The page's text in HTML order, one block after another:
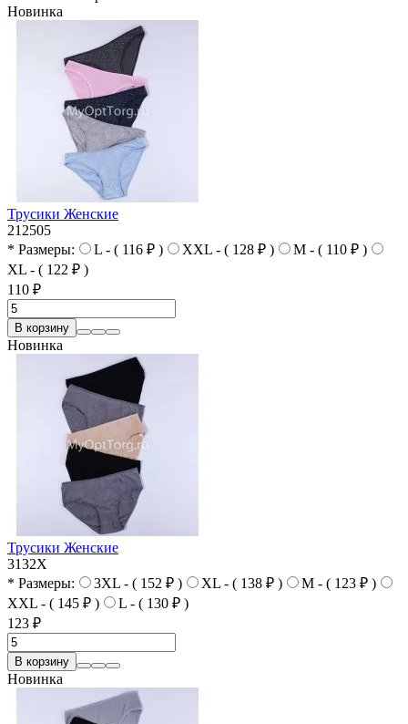
Новинка
Трусики Женские
212505
* Размеры:
L - ( 116 ₽ ) XXL - ( 128 ₽ )
M - ( 110 ₽ )
XL - ( 122 ₽ )
110 ₽
В корзину
Новинка
Трусики Женские
3132X
* Размеры:
3XL - ( 152 ₽ ) XL - ( 138 ₽ )
M - ( 123 ₽ )
XXL - ( 145 ₽ )
L - ( 130 ₽ )
123 ₽
В корзину
Новинка